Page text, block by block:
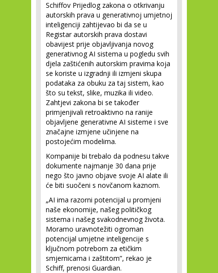
Schiffov Prijedlog zakona o otkrivanju
autorskih prava u generativnoj umjetnoj
inteligenciji zahtijevao bi da se u
Registar autorskih prava dostavi
obavijest prije objavljivanja novog
generativnog AI sistema u pogledu svih
djela zaštićenih autorskim pravima koja
se koriste u izgradnji ili izmjeni skupa
podataka za obuku za taj sistem, kao
što su tekst, slike, muzika ili video.
Zahtjevi zakona bi se također
primjenjivali retroaktivno na ranije
objavljene generativne AI sisteme i sve
značajne izmjene učinjene na
postojećim modelima.
Kompanije bi trebalo da podnesu takve
dokumente najmanje 30 dana prije
nego što javno objave svoje AI alate ili
će biti suočeni s novčanom kaznom.
„AI ima razorni potencijal u promjeni
naše ekonomije, našeg političkog
sistema i našeg svakodnevnog života.
Moramo uravnotežiti ogroman
potencijal umjetne inteligencije s
ključnom potrebom za etičkim
smjernicama i zaštitom”, rekao je
Schiff, prenosi Guardian.